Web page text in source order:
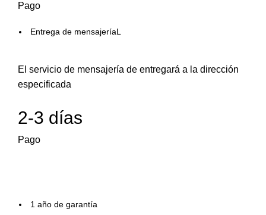
Pago
Entrega de mensajeríaL
El servicio de mensajería de entregará a la dirección
especificada
2-3 días
Pago
1 año de garantía